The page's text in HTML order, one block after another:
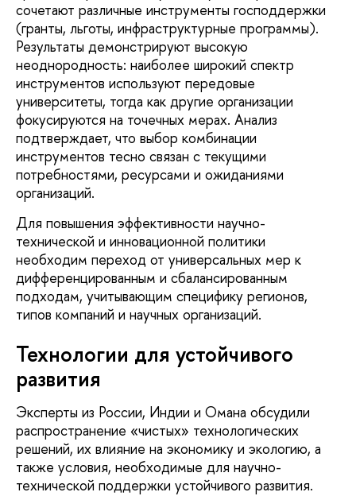
сочетают различные инструменты господдержки
(гранты, льготы, инфраструктурные программы).
Результаты демонстрируют высокую
неоднородность: наиболее широкий спектр
инструментов используют передовые
университеты, тогда как другие организации
фокусируются на точечных мерах. Анализ
подтверждает, что выбор комбинации
инструментов тесно связан с текущими
потребностями, ресурсами и ожиданиями
организаций.
Для повышения эффективности научно-
технической и инновационной политики
необходим переход от универсальных мер к
дифференцированным и сбалансированным
подходам, учитывающим специфику регионов,
типов компаний и научных организаций.
Технологии для устойчивого
развития
Эксперты из России, Индии и Омана обсудили
распространение «чистых» технологических
решений, их влияние на экономику и экологию, а
также условия, необходимые для научно-
технической поддержки устойчивого развития.